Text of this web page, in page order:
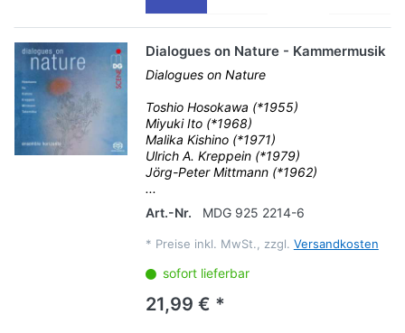
Dialogues on Nature - Kammermusik
Dialogues on Nature
Toshio Hosokawa (*1955)
Miyuki Ito (*1968)
Malika Kishino (*1971)
Ulrich A. Kreppein (*1979)
Jörg-Peter Mittmann (*1962)
...
Art.-Nr.
MDG 925 2214-6
* Preise inkl. MwSt., zzgl. Versandkosten
sofort lieferbar
21,99 € *